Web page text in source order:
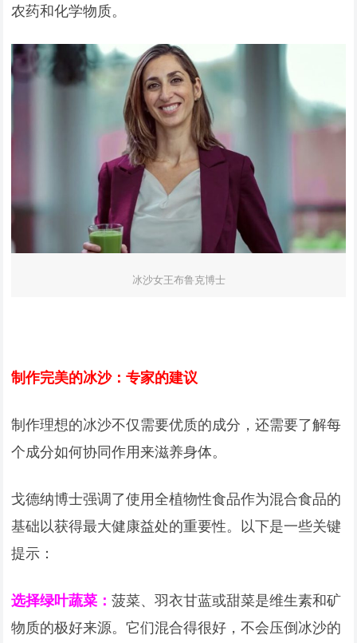
农药和化学物质。
冰沙女王布鲁克博士
制作完美的冰沙：专家的建议
制作理想的冰沙不仅需要优质的成分，还需要了解每
个成分如何协同作用来滋养身体。
戈德纳博士强调了使用全植物性食品作为混合食品的
基础以获得最大健康益处的重要性。以下是一些关键
提示：
选择绿叶蔬菜：菠菜、羽衣甘蓝或甜菜是维生素和矿
物质的极好来源。它们混合得很好，不会压倒冰沙的